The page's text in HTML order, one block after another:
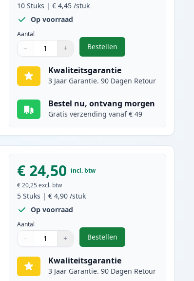
10 Stuks |€ 4,45 /stuk
Op voorraad
Aantal
Aantal
Gebruik de knoppen om aan te passen
− +
Aantal 1
Bestellen
,10 stuks Brother LC1000
Kwaliteitsgarantie
3 Jaar Garantie. 90 Dagen Retour
Bestel nu, ontvang morgen
Gratis verzending vanaf € 49
€ 24,50 incl. btw
€ 20,25 excl. btw
5 Stuks |€ 4,90 /stuk
Op voorraad
Aantal
Aantal
Gebruik de knoppen om aan te passen
− +
Aantal 1
Bestellen
,5 stuks Brother LC-1000
Kwaliteitsgarantie
3 Jaar Garantie. 90 Dagen Retour